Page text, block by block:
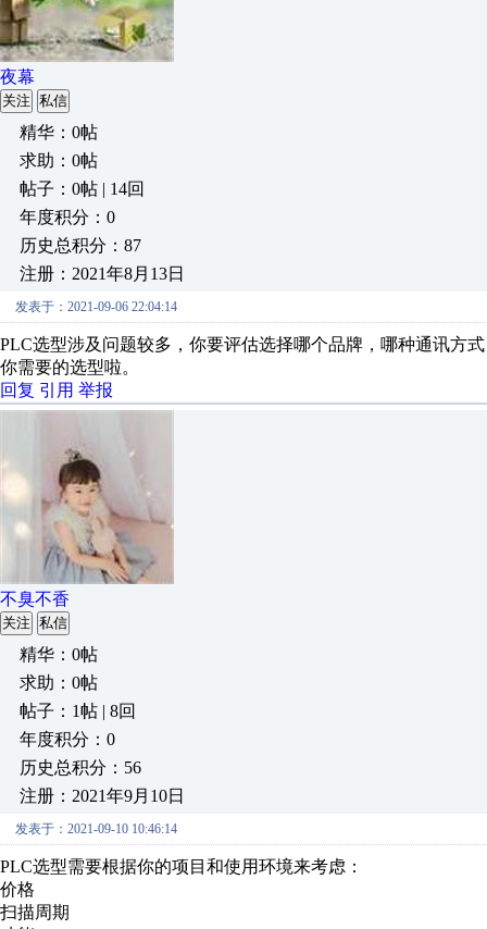
夜幕
关注 私信
精华：0帖
求助：0帖
帖子：0帖 | 14回
年度积分：0
历史总积分：87
注册：2021年8月13日
发表于：2021-09-06 22:04:14
PLC选型涉及问题较多，你要评估选择哪个品牌，哪种通讯方
你需要的选型啦。
回复 引用 举报
不臭不香
关注 私信
精华：0帖
求助：0帖
帖子：1帖 | 8回
年度积分：0
历史总积分：56
注册：2021年9月10日
发表于：2021-09-10 10:46:14
PLC选型需要根据你的项目和使用环境来考虑：
价格
扫描周期